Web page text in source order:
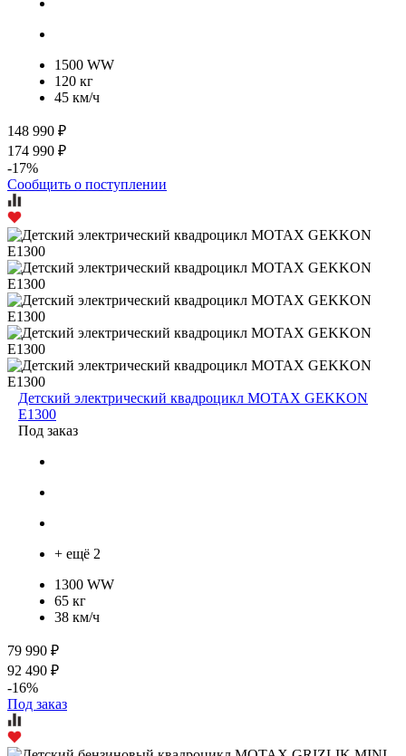
1500 WW
120 кг
45 км/ч
148 990 ₽
174 990 ₽
-17%
Сообщить о поступлении
Детский электрический квадроцикл MOTAX GEKKON
E1300
Под заказ
+ ещё 2
1300 WW
65 кг
38 км/ч
79 990 ₽
92 490 ₽
-16%
Под заказ